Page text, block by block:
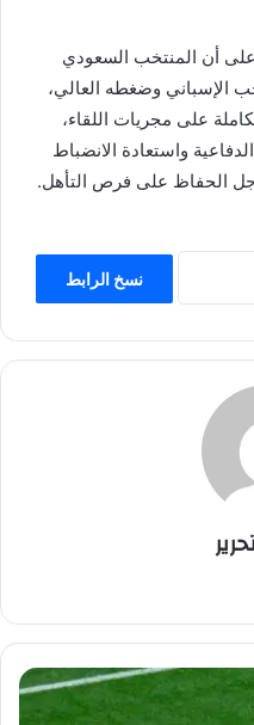
على أن المنتخب السعودي
الإسباني وضغطه العالي،
على مجريات اللقاء،
واستعادة الانضباط
أجل الحفاظ على فرص التأهل.
نسخ الرابط
الوي
ب